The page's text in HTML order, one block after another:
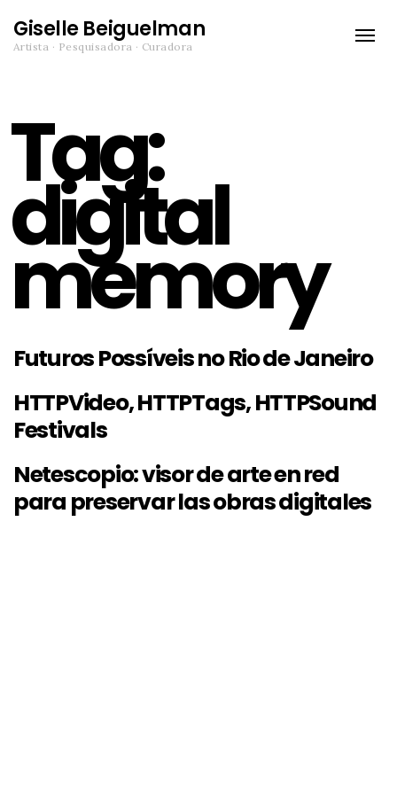
Giselle Beiguelman
Artista · Pesquisadora · Curadora
Toggle
Tag:
digital
memory
Futuros Possíveis no Rio de Janeiro
HTTPVideo, HTTPTags, HTTPSound
Festivals
Netescopio: visor de arte en red
para preservar las obras digitales